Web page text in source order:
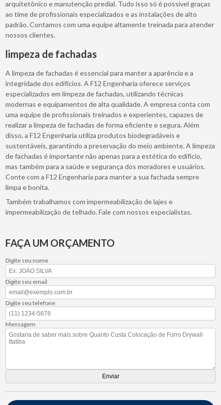
arquitetônico e manutenção predial. Tudo isso só é possível graças
ao time de profissionais especializados e as instalações de alto
padrão. Contamos com uma equipe altamente treinada para atender
nossos clientes.
limpeza de fachadas
A limpeza de fachadas é essencial para manter a aparência e a
integridade dos edifícios. A F12 Engenharia oferece serviços
especializados em limpeza de fachadas, utilizando técnicas
modernas e equipamentos de alta qualidade. A empresa conta com
uma equipe de profissionais treinados e experientes, capazes de
realizar a limpeza de fachadas de forma eficiente e segura. Além
disso, a F12 Engenharia utiliza produtos biodegradáveis e
sustentáveis, garantindo a preservação do meio ambiente. A limpeza
de fachadas é importante não apenas para a estética do edifício,
mas também para a saúde e segurança dos moradores e usuários.
Conte com a F12 Engenharia para manter a sua fachada sempre
limpa e bonita.
Também trabalhamos com impermeabilização de lajes e
impermeabilização de telhado. Fale com nossos especialistas.
FAÇA UM ORÇAMENTO
Digite seu nome
Digite seu email
Digite seu telefone
Mensagem